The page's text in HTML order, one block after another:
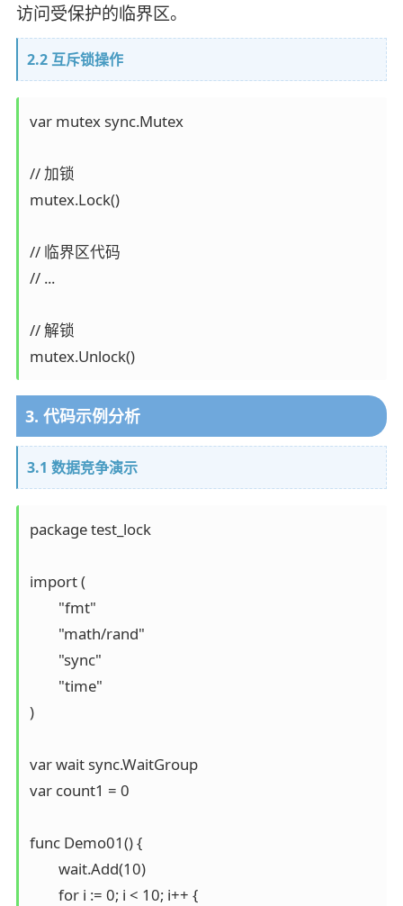
访问受保护的临界区。
2.2 互斥锁操作
var mutex sync.Mutex
// 加锁
mutex.Lock()
// 临界区代码
// ...
// 解锁
mutex.Unlock()
3. 代码示例分析
3.1 数据竞争演示
package test_lock
import (
)
var wait sync.WaitGroup
var count1 = 0
func Demo01() {